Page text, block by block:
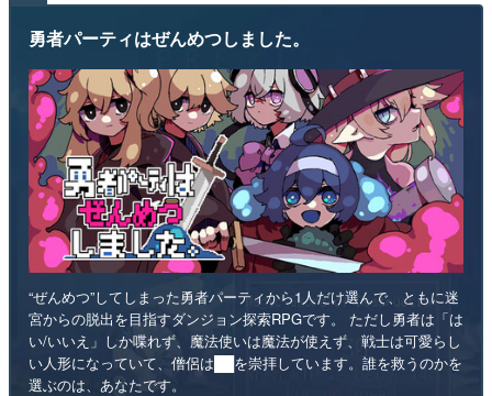
勇者パーティはぜんめつしました。
“ぜんめつ”してしまった勇者パーティから1人だけ選んで、ともに迷
宮からの脱出を目指すダンジョン探索RPGです。 ただし勇者は「は
い/いいえ」しか喋れず、魔法使いは魔法が使えず、戦士は可愛らし
い人形になっていて、僧侶は██を崇拝しています。誰を救うのかを
選ぶのは、あなたです。